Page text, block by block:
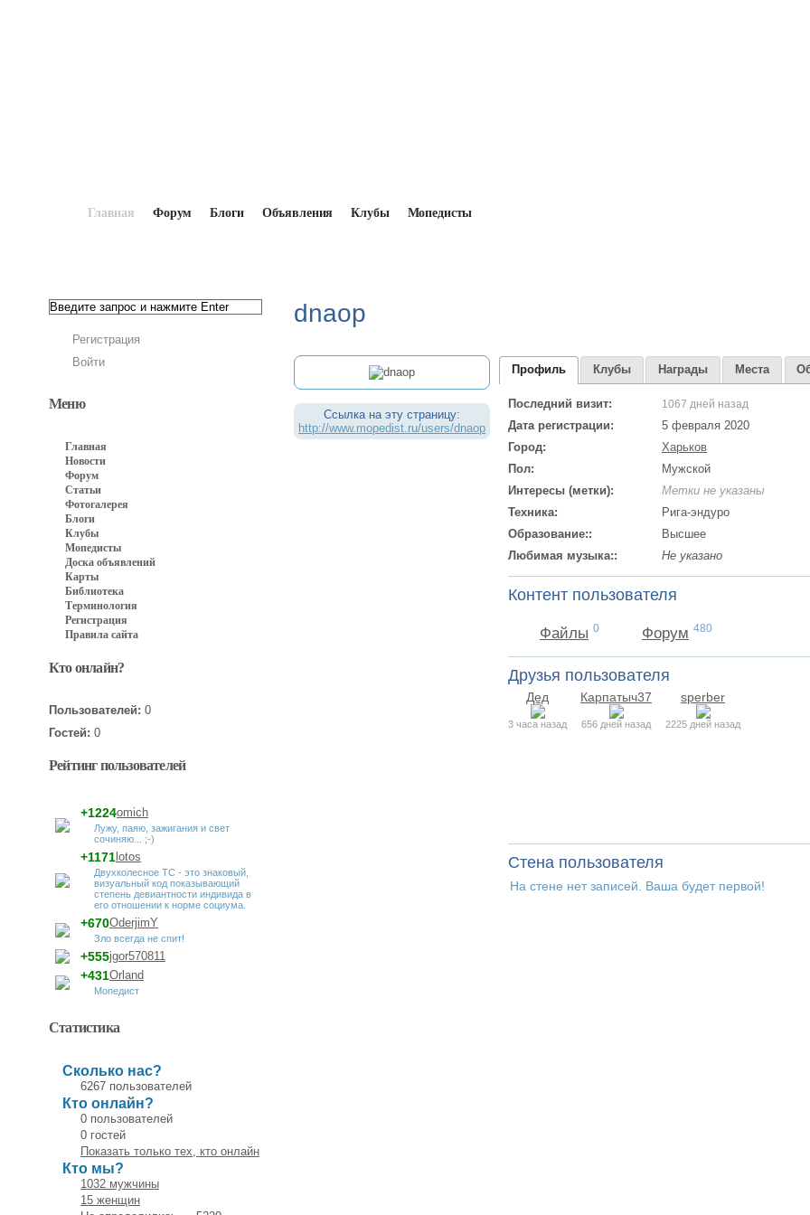
Главная Форум Блоги Объявления Клубы Мопедисты
Регистрация
Войти
Меню
Главная
Новости
Форум
Статьи
Фотогалерея
Блоги
Клубы
Мопедисты
Доска объявлений
Карты
Библиотека
Терминология
Регистрация
Правила сайта
Кто онлайн?
Пользователей: 0
Гостей: 0
Рейтинг пользователей
omich
+1224
Лужу, паяю, зажигания и свет
сочиняю... ;-)
lotos
+1171
Двухколесное ТС - это знаковый,
визуальный код показывающий
степень девиантности индивида в
его отношении к норме социума.
OderjimY
+670
Зло всегда не спит!
jgor570811
+555
Orland
+431
Мопедист
Статистика
Сколько нас?
6267 пользователей
Кто онлайн?
0 пользователей
0 гостей
Показать только тех, кто онлайн
Кто мы?
1032 мужчины
15 женщин
dnaop
Ссылка на эту страницу:
http://www.mopedist.ru/users/dnaop
Профиль Клубы Награды Места
Последний визит: 1067 дней назад
Дата регистрации:
5 февраля 2020
Город:
Харьков
Пол:
Мужской
Интересы (метки):
Метки не указаны
Техника:
Рига-эндуро
Образование::
Высшее
Любимая музыка::
Не указано
Контент пользователя
Файлы 0 Форум 480
Друзья пользователя
Дед
3 часа назад
Карпатыч37
656 дней назад
sperber
2225 дней назад
Стена пользователя
На стене нет записей. Ваша будет первой!